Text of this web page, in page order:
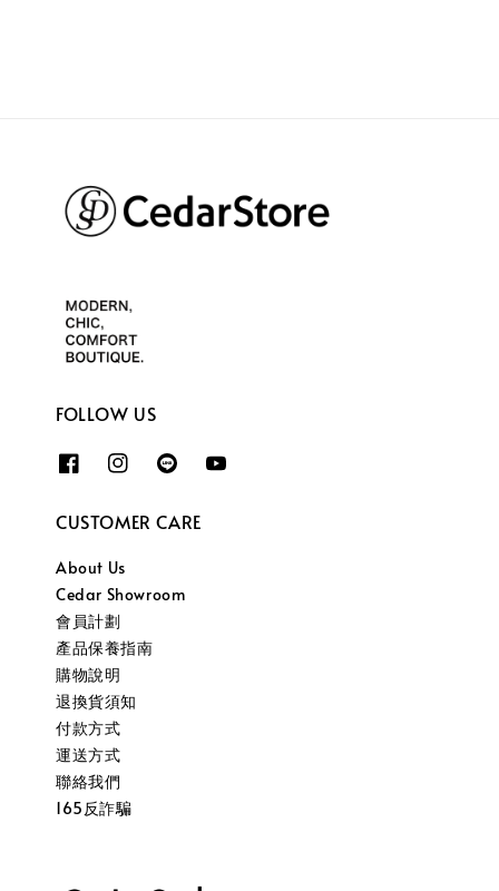
FOLLOW US
CUSTOMER CARE
About Us
Cedar Showroom
會員計劃
產品保養指南
購物說明
退換貨須知
付款方式
運送方式
聯絡我們
165反詐騙